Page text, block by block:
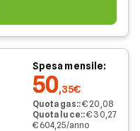
Spesa mensile:
50,35€
Quota gas::€ 20,08
Quota luce::€ 30,27
€ 604,25/anno